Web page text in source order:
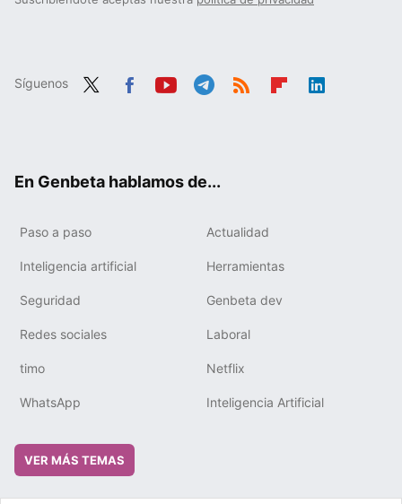
Síguenos
En Genbeta hablamos de...
Paso a paso Actualidad
Inteligencia artificial Herramientas
Seguridad Genbeta dev
Redes sociales Laboral
timo Netflix
WhatsApp Inteligencia Artificial
VER MÁS TEMAS